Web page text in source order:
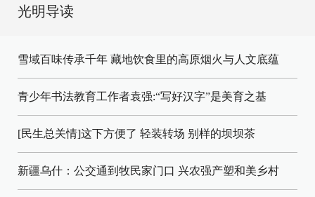
光明导读
雪域百味传承千年 藏地饮食里的高原烟火与人文底蕴
青少年书法教育工作者袁强:“写好汉字”是美育之基
[民生总关情]这下方便了 轻装转场 别样的坝坝茶
新疆乌什：公交通到牧民家门口 兴农强产塑和美乡村